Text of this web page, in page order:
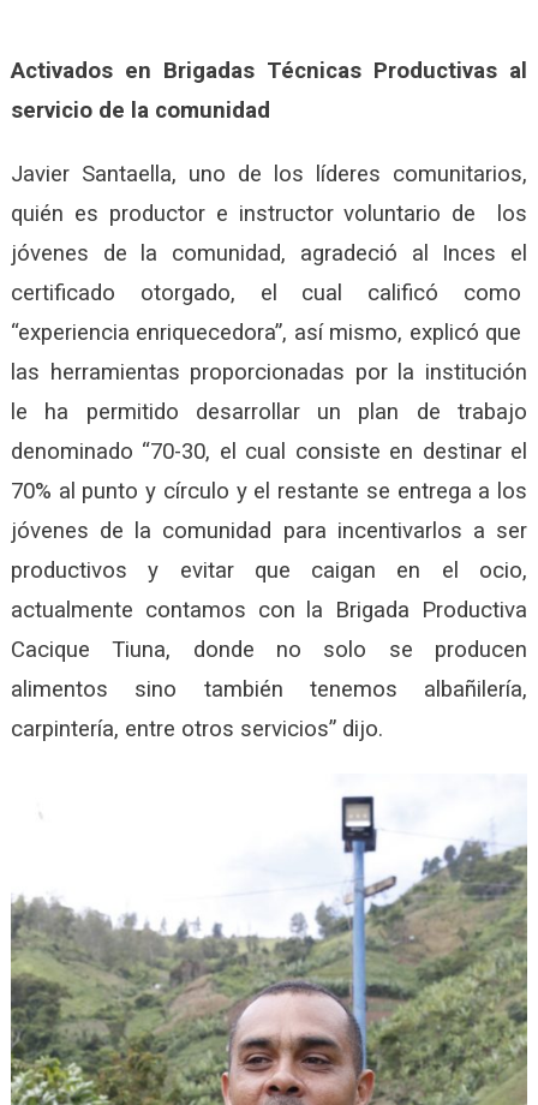
Activados en Brigadas Técnicas Productivas al
servicio de la comunidad
Javier Santaella, uno de los líderes comunitarios,
quién es productor e instructor voluntario de los
jóvenes de la comunidad, agradeció al Inces el
certificado otorgado, el cual calificó como
“experiencia enriquecedora”, así mismo, explicó que
las herramientas proporcionadas por la institución
le ha permitido desarrollar un plan de trabajo
denominado “70-30, el cual consiste en destinar el
70% al punto y círculo y el restante se entrega a los
jóvenes de la comunidad para incentivarlos a ser
productivos y evitar que caigan en el ocio,
actualmente contamos con la Brigada Productiva
Cacique Tiuna, donde no solo se producen
alimentos sino también tenemos albañilería,
carpintería, entre otros servicios” dijo.